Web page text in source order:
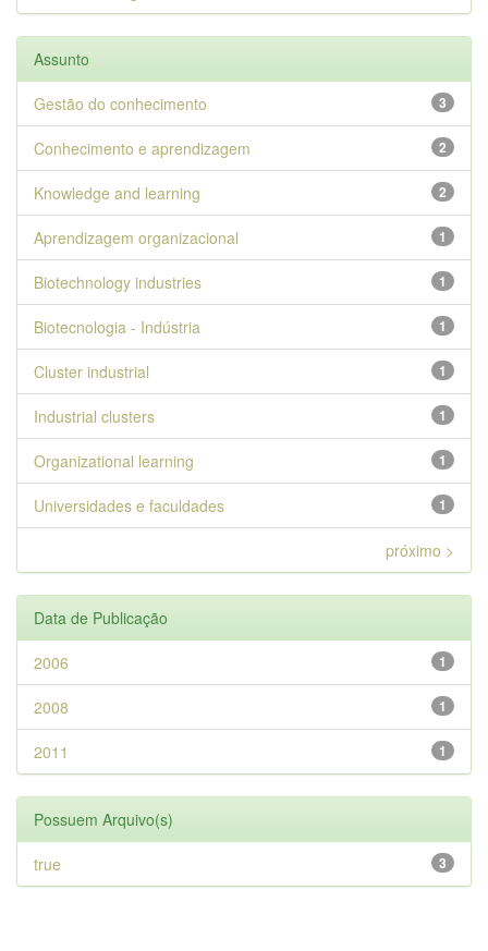
Assunto
3
Gestão do conhecimento
2
Conhecimento e aprendizagem
2
Knowledge and learning
1
Aprendizagem organizacional
1
Biotechnology industries
1
Biotecnologia - Indústria
1
Cluster industrial
1
Industrial clusters
1
Organizational learning
1
Universidades e faculdades
próximo >
Data de Publicação
1
2006
1
2008
1
2011
Possuem Arquivo(s)
3
true